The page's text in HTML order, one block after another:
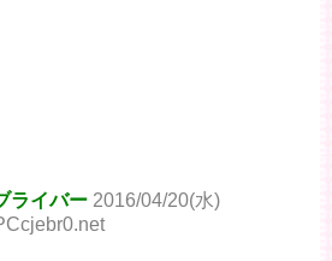
ライバー 2016/04/20(水)